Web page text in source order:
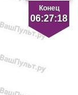
Конец
06:27:17